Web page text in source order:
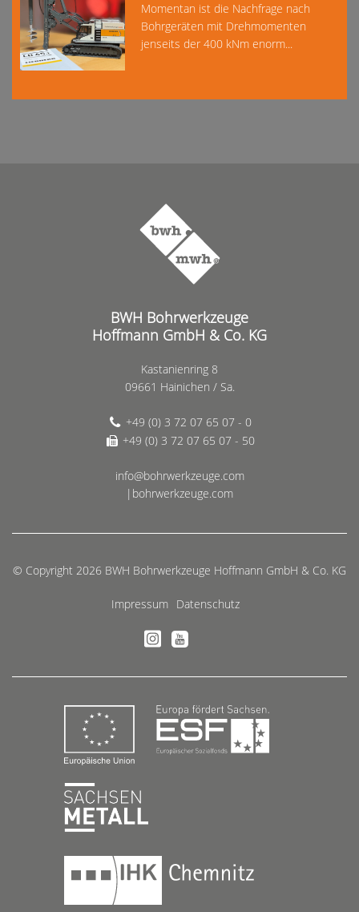
Momentan ist die Nachfrage nach
Bohrgeräten mit Drehmomenten
jenseits der 400 kNm enorm...
BWH Bohrwerkzeuge
Hoffmann GmbH & Co. KG
Kastanienring 8
09661 Hainichen / Sa.
+49 (0) 3 72 07 65 07 - 0
+49 (0) 3 72 07 65 07 - 50
info@bohrwerkzeuge.com
|bohrwerkzeuge.com
© Copyright 2026 BWH Bohrwerkzeuge Hoffmann GmbH & Co. KG
Impressum Datenschutz